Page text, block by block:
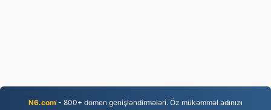
N6.com - 800+ domen genişləndirmələri. Öz mükəmməl adınızı